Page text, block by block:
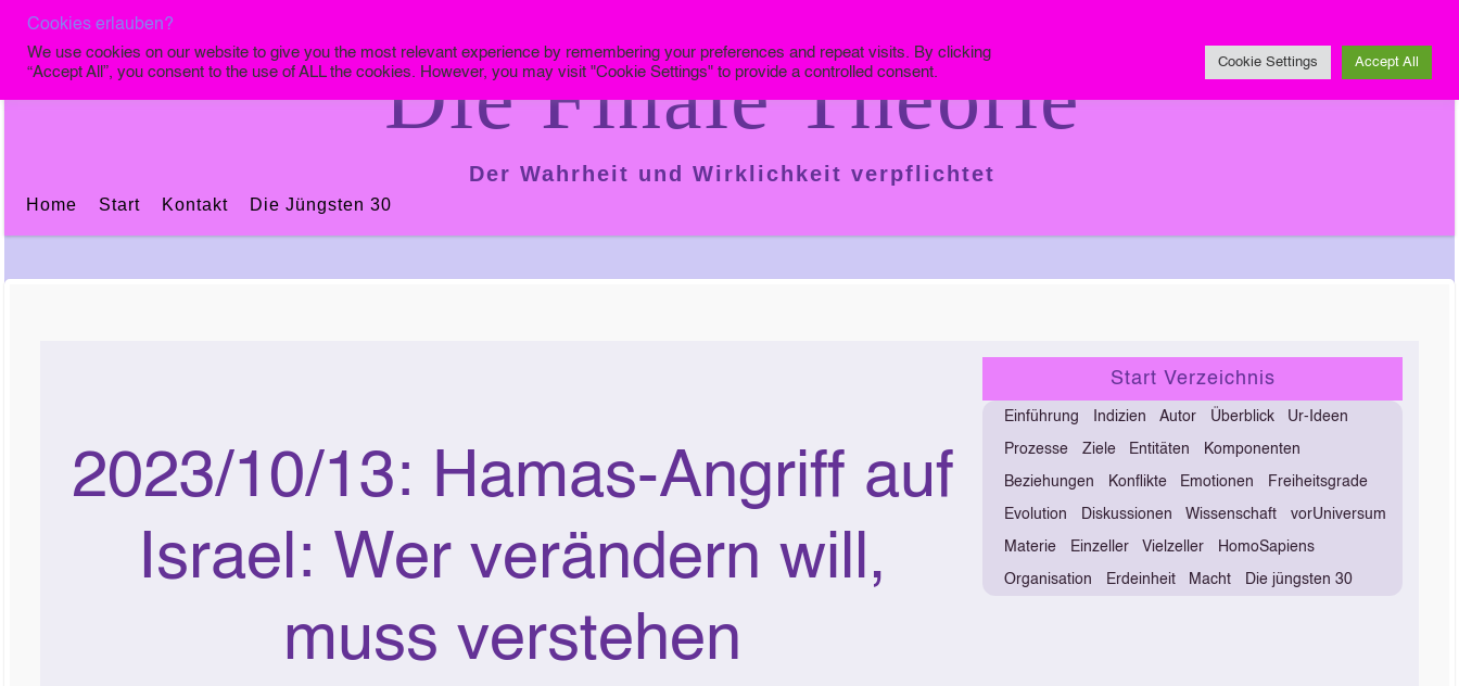
Die Finale Theorie
Der Wahrheit und Wirklichkeit verpflichtet
Home Start Kontakt Die Jüngsten 30
2023/10/13: Hamas-Angriff auf
Israel: Wer verändern will,
muss verstehen
Start Verzeichnis
Einführung Indizien Autor Überblick Ur-Ideen
Prozesse Ziele Entitäten Komponenten
Beziehungen Konflikte Emotionen Freiheitsgrade
Evolution Diskussionen Wissenschaft vorUniversum
Materie Einzeller Vielzeller HomoSapiens
Organisation Erdeinheit Macht Die jüngsten 30
Cookies erlauben?
We use cookies on our website to give you the most relevant experience by remembering your preferences and repeat visits. By clicking
“Accept All”, you consent to the use of ALL the cookies. However, you may visit "Cookie Settings" to provide a controlled consent.
Cookie Settings Accept All